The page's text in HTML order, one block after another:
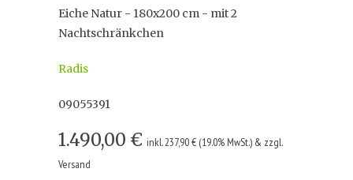
Eiche Natur - 180x200 cm - mit 2
Nachtschränkchen
Radis
09055391
1.490,00 € inkl. 237,90 € (19.0% MwSt.) & zzgl.
Versand